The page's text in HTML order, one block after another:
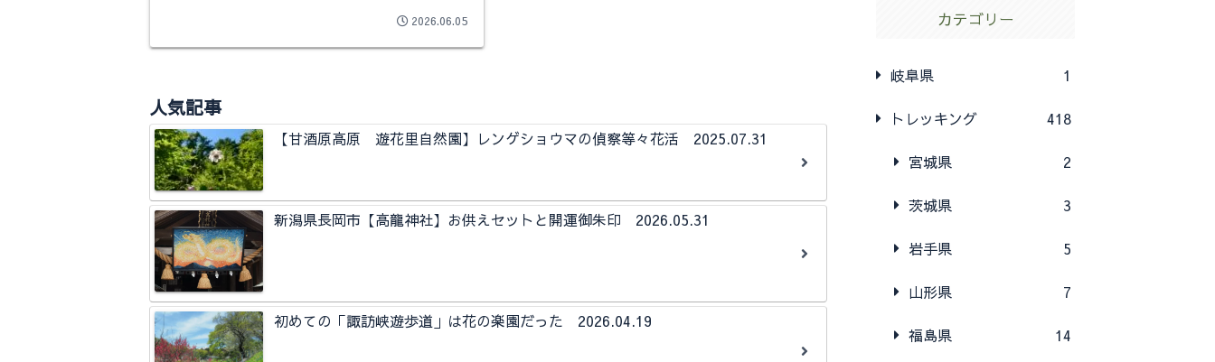
2026.06.05
人気記事
【甘酒原高原 遊花里自然園】レンゲショウマの偵察等々花活 2025.07.31
新潟県長岡市【高龍神社】お供えセットと開運御朱印 2026.05.31
初めての「諏訪峡遊歩道」は花の楽園だった 2026.04.19
カテゴリー
岐阜県 1
トレッキング 418
宮城県 2
茨城県 3
岩手県 5
山形県 7
福島県 14